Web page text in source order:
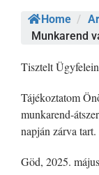
Home /
Munkarend
Tisztelt
Tájékoztatom
munkarend-
napján zárva tart.
Göd, 2025.